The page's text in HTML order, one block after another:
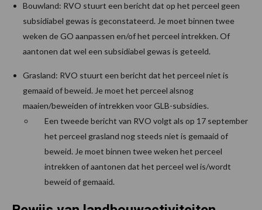
Bouwland: RVO stuurt een bericht dat op het perceel geen
subsidiabel gewas is geconstateerd. Je moet binnen twee
weken de GO aanpassen en/of het perceel intrekken. Of
aantonen dat wel een subsidiabel gewas is geteeld.
Grasland: RVO stuurt een bericht dat het perceel niet is
gemaaid of beweid. Je moet het perceel alsnog
maaien/beweiden of intrekken voor GLB-subsidies.
Een tweede bericht van RVO volgt als op 17 september
het perceel grasland nog steeds niet is gemaaid of
beweid. Je moet binnen twee weken het perceel
intrekken of aantonen dat het perceel wel is/wordt
beweid of gemaaid.